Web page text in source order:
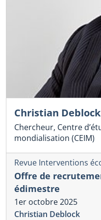
Christian Deblock
Chercheur, Centre
mondialisation (CEIM)
Revue Interventions
Offre de
édimestre
1er octobre 2025
Christian Deblock